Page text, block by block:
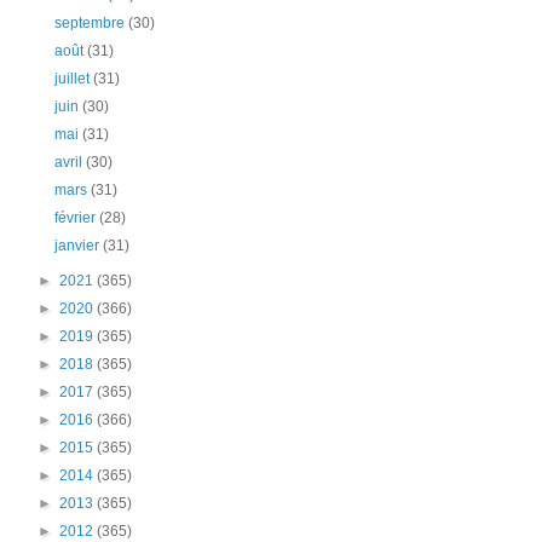
septembre(30)
août(31)
juillet(31)
juin(30)
mai(31)
avril(30)
mars(31)
février(28)
janvier(31)
► 2021 (365)
► 2020 (366)
► 2019 (365)
► 2018 (365)
► 2017 (365)
► 2016 (366)
► 2015 (365)
► 2014 (365)
► 2013 (365)
► 2012 (365)